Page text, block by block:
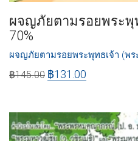
ผจญภัยตามรอยพระพุ
70%
ผจญภัยตามรอยพระพุทธเจ้า (พร
฿145.00 ฿131.00